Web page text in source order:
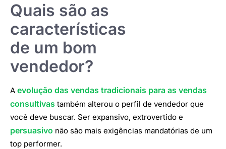
Quais são as
características
de um bom
vendedor?
A evolução das vendas tradicionais para as vendas
consultivas também alterou o perfil de vendedor que
você deve buscar. Ser expansivo, extrovertido e
persuasivo não são mais exigências mandatórias de um
top performer.